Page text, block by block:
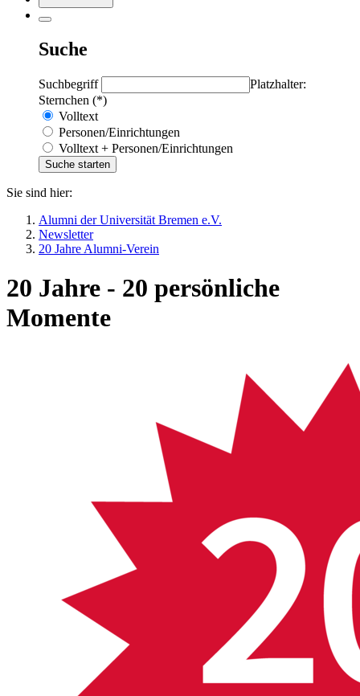
Suche
Suchbegriff
Platzhalter:
Sternchen (*)
Volltext
Personen/Einrichtungen
Volltext + Personen/Einrichtungen
Sie sind hier:
Alumni der Universität Bremen e.V.
Newsletter
20 Jahre Alumni-Verein
20 Jahre - 20 persönliche
Momente